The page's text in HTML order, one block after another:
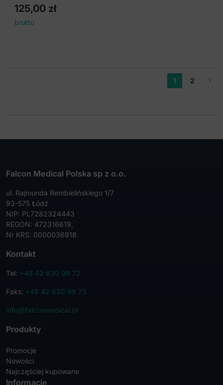
125,00 zł
brutto
1 2
Falcon Medical Polska sp z o.o.
ul. Rajmunda Rembielińskiego 1/7
93-575 Łódź
NIP: PL7282324443
REGON: 472316619,
Nr KRS: 0000036918
Kontakt
Tel: +48 42 630 99 72
Faks: +48 42 630 99 73
info@falconmedical.pl
Produkty
Promocje
Nowości
Najczęściej kupowane
Informacje